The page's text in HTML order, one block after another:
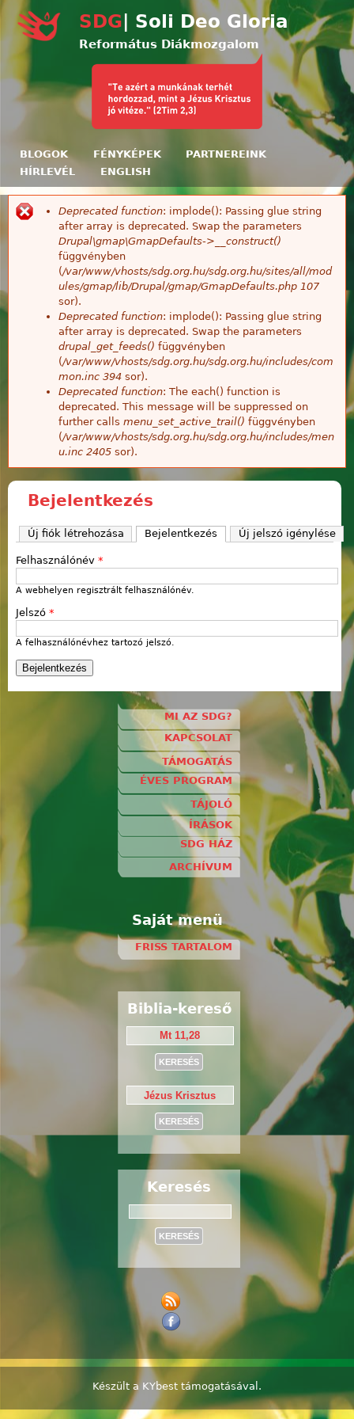
Ugrás a tartalomra
SDG | Soli Deo Gloria
Református Diákmozgalom
BLOGOK FÉNYKÉPEK
PARTNEREINK
HÍRLEVÉL
ENGLISH
Hibaüzenet
Deprecated function: implode(): Passing glue string
after array is deprecated. Swap the parameters
Drupal\gmap\GmapDefaults->__construct()
függvényben
(/var/www/vhosts/sdg.org.hu/sdg.org.hu/sites/all/mod
ules/gmap/lib/Drupal/gmap/GmapDefaults.php 107
sor).
Deprecated function: implode(): Passing glue string
after array is deprecated. Swap the parameters
drupal_get_feeds() függvényben
(/var/www/vhosts/sdg.org.hu/sdg.org.hu/includes/com
mon.inc 394 sor).
Deprecated function: The each() function is
deprecated. This message will be suppressed on
further calls menu_set_active_trail() függvényben
(/var/www/vhosts/sdg.org.hu/sdg.org.hu/includes/men
u.inc 2405 sor).
Bejelentkezés
Új fiók létrehozása Bejelentkezés (aktív fül)
Új jelszó igénylése
Felhasználónév *
A webhelyen regisztrált felhasználónév.
Jelszó *
A felhasználónévhez tartozó jelszó.
MI AZ SDG?
KAPCSOLAT
TÁMOGATÁS
ÉVES PROGRAM
TÁJOLÓ
ÍRÁSOK
SDG HÁZ
ARCHÍVUM
Saját menü
FRISS TARTALOM
Biblia-kereső
Keresés
Készült a KYbest támogatásával.